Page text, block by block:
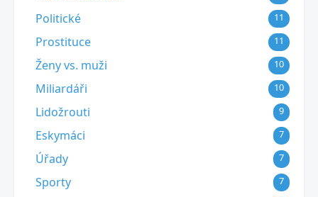
Politické 11
Prostituce 11
Ženy vs. muži 10
Miliardáři 10
Lidožrouti 9
Eskymáci 7
Úřady 7
Sporty 7